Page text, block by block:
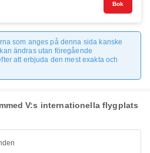
Bok
som anges på denna sida kanske
ändras utan föregående
att erbjuda den mest exakta och
V:s internationella flygplats